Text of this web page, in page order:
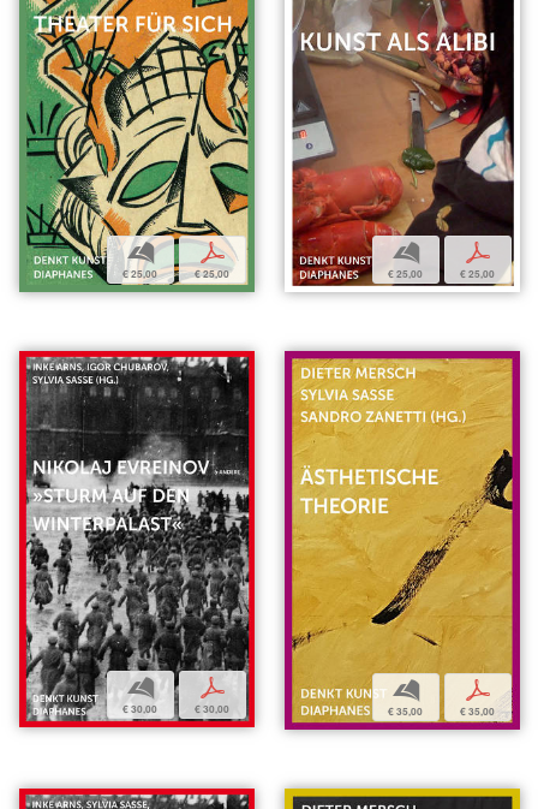
b
€ 25,00
p
€ 25,00
b
€ 25,00
p
€ 25,00
b
€ 30,00
p
€ 30,00
b
€ 35,00
p
€ 35,00